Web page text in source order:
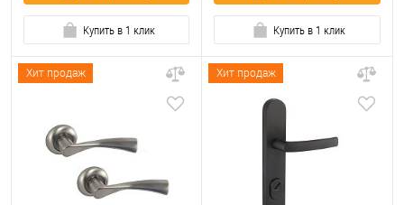
Купить в 1 клик Купить в 1 клик
Хит продаж Хит продаж